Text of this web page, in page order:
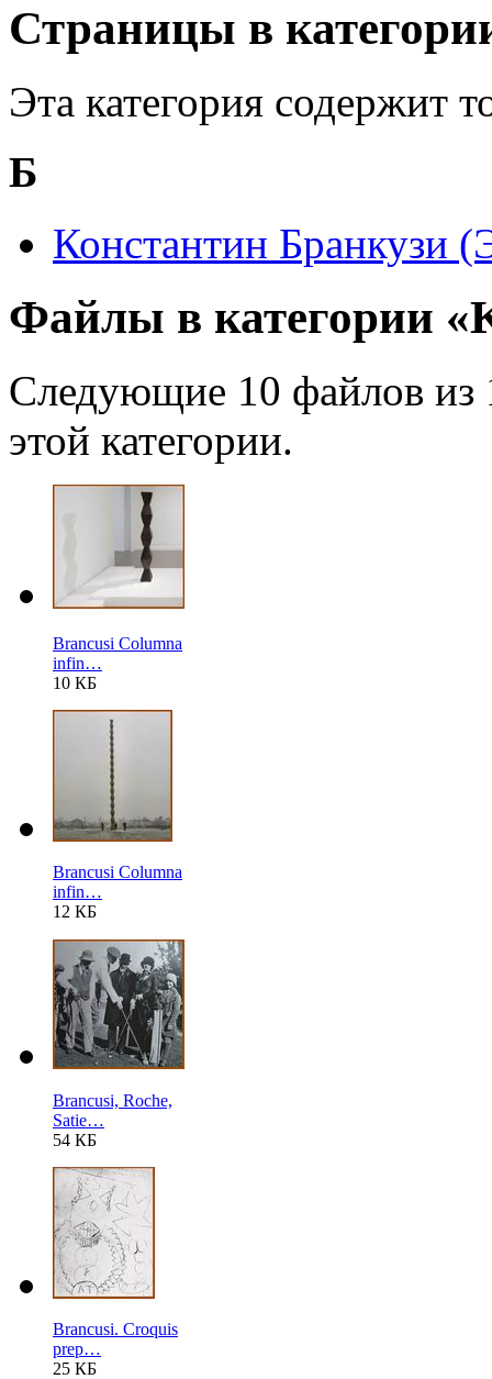
Страницы в
Эта категория содержит
Б
Константин Бранкузи
Файлы в категории
Следующие 10 файлов
этой категории.
Brancusi Columna
infin…
10 КБ
Brancusi Columna
infin…
12 КБ
Brancusi, Roche,
Satie…
54 КБ
Brancusi. Croquis
prep…
25 КБ